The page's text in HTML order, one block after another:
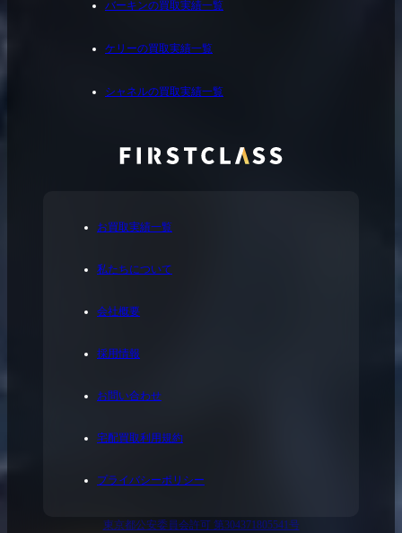
お買取実績一覧
私たちについて
会社概要
採用情報
お問い合わせ
宅配買取利用規約
プライバシーポリシー
東京都公安委員会許可 第304371805541号
バーキンの買取実績一覧
ケリーの買取実績一覧
シャネルの買取実績一覧